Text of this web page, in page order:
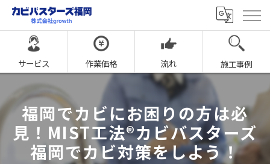
サービス 作業価格 流れ 施工事例
福岡でカビにお困りの方は必
見！MIST工法®カビバスターズ
福岡でカビ対策をしよう！